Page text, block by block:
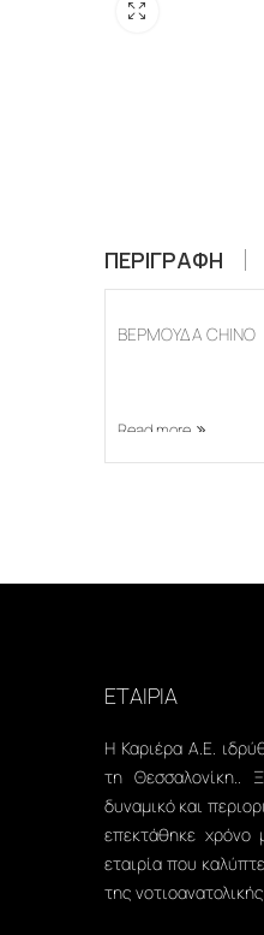
ΠΕΡΙΓΡΑΦΉ
ΒΕΡΜΟΥΔΑ CHINO
Read more
ΕΤΑΙΡΙΑ
Η Καριέρα Α.Ε.
τη Θεσσαλονίκη..
δυναμικό και
επεκτάθηκε χρόνο
εταιρία που
της